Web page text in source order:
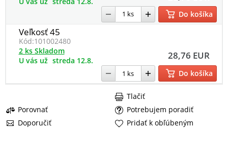
Do košíka
Veľkosť 45
Kód:101002480
28,76 EUR
2 ks Skladom
U vás už streda 12.8.
Do košíka
Porovnať
Potrebujem poradiť
Doporučiť
Tlačiť
Pridať k obľúbeným